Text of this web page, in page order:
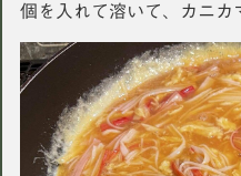
個を入れて溶いて、カニカ